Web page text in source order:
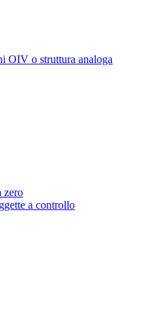
OIV o struttura analoga
zero
a controllo